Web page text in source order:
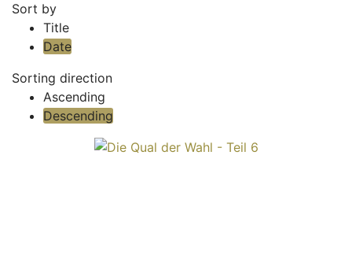
Sort by
Title
Date
Sorting direction
Ascending
Descending